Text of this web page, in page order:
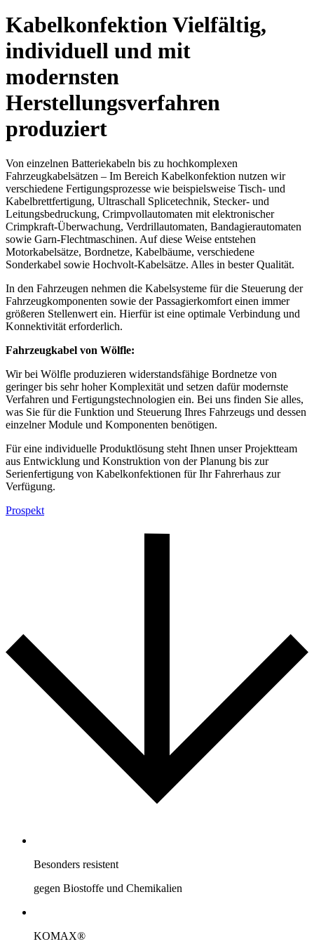
KabelkonfektionVielfältig,
individuell und mit
modernsten
Herstellungsverfahren
produziert
Von einzelnen Batteriekabeln bis zu hochkomplexen
Fahrzeugkabelsätzen – Im Bereich Kabelkonfektion nutzen wir
verschiedene Fertigungsprozesse wie beispielsweise Tisch- und
Kabelbrettfertigung, Ultraschall Splicetechnik, Stecker- und
Leitungsbedruckung, Crimpvollautomaten mit elektronischer
Crimpkraft-Überwachung, Verdrillautomaten, Bandagierautomaten
sowie Garn-Flechtmaschinen. Auf diese Weise entstehen
Motorkabelsätze, Bordnetze, Kabelbäume, verschiedene
Sonderkabel sowie Hochvolt-Kabelsätze. Alles in bester Qualität.
In den Fahrzeugen nehmen die Kabelsysteme für die Steuerung der
Fahrzeugkomponenten sowie der Passagierkomfort einen immer
größeren Stellenwert ein. Hierfür ist eine optimale Verbindung und
Konnektivität erforderlich.
Fahrzeugkabel von Wölfle:
Wir bei Wölfle produzieren widerstandsfähige Bordnetze von
geringer bis sehr hoher Komplexität und setzen dafür modernste
Verfahren und Fertigungstechnologien ein. Bei uns finden Sie alles,
was Sie für die Funktion und Steuerung Ihres Fahrzeugs und dessen
einzelner Module und Komponenten benötigen.
Für eine individuelle Produktlösung steht Ihnen unser Projektteam
aus Entwicklung und Konstruktion von der Planung bis zur
Serienfertigung von Kabelkonfektionen für Ihr Fahrerhaus zur
Verfügung.
Prospekt
Besonders resistent
gegen Biostoffe und Chemikalien
KOMAX®